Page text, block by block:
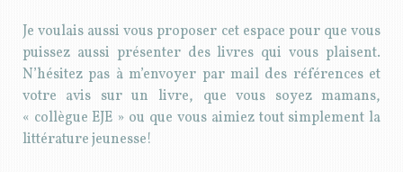
Je voulais aussi vous proposer cet espace pour que vous
puissez aussi présenter des livres qui vous plaisent.
N’hésitez pas à m’envoyer par mail des références et
votre avis sur un livre, que vous soyez mamans,
« collègue EJE » ou que vous aimiez tout simplement la
littérature jeunesse!